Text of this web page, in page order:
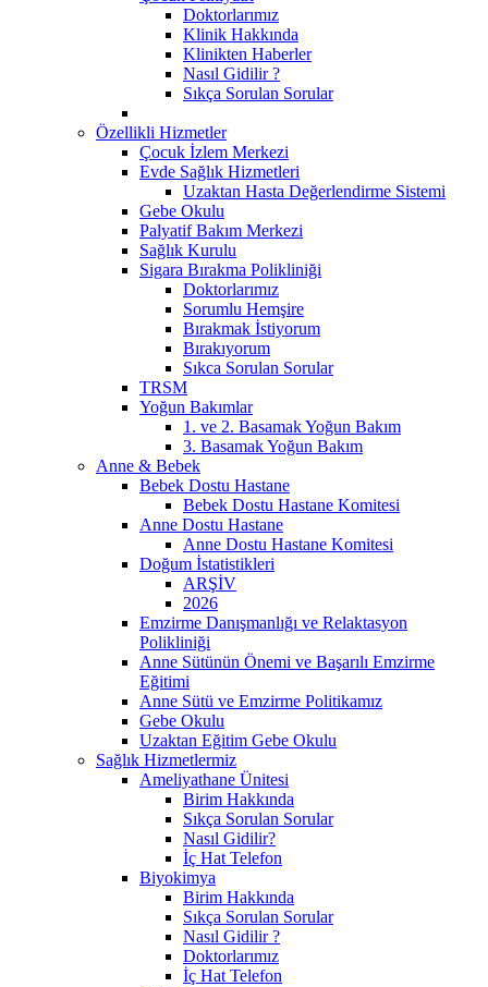
Doktorlarımız
Klinik Hakkında
Klinikten Haberler
Nasıl Gidilir ?
Sıkça Sorulan Sorular
Özellikli Hizmetler
Çocuk İzlem Merkezi
Evde Sağlık Hizmetleri
Uzaktan Hasta Değerlendirme Sistemi
Gebe Okulu
Palyatif Bakım Merkezi
Sağlık Kurulu
Sigara Bırakma Polikliniği
Doktorlarımız
Sorumlu Hemşire
Bırakmak İstiyorum
Bırakıyorum
Sıkca Sorulan Sorular
TRSM
Yoğun Bakımlar
1. ve 2. Basamak Yoğun Bakım
3. Basamak Yoğun Bakım
Anne & Bebek
Bebek Dostu Hastane
Bebek Dostu Hastane Komitesi
Anne Dostu Hastane
Anne Dostu Hastane Komitesi
Doğum İstatistikleri
ARŞİV
2026
Emzirme Danışmanlığı ve Relaktasyon
Polikliniği
Anne Sütünün Önemi ve Başarılı Emzirme
Eğitimi
Anne Sütü ve Emzirme Politikamız
Gebe Okulu
Uzaktan Eğitim Gebe Okulu
Sağlık Hizmetlermiz
Ameliyathane Ünitesi
Birim Hakkında
Sıkça Sorulan Sorular
Nasıl Gidilir?
İç Hat Telefon
Biyokimya
Birim Hakkında
Sıkça Sorulan Sorular
Nasıl Gidilir ?
Doktorlarımız
İç Hat Telefon